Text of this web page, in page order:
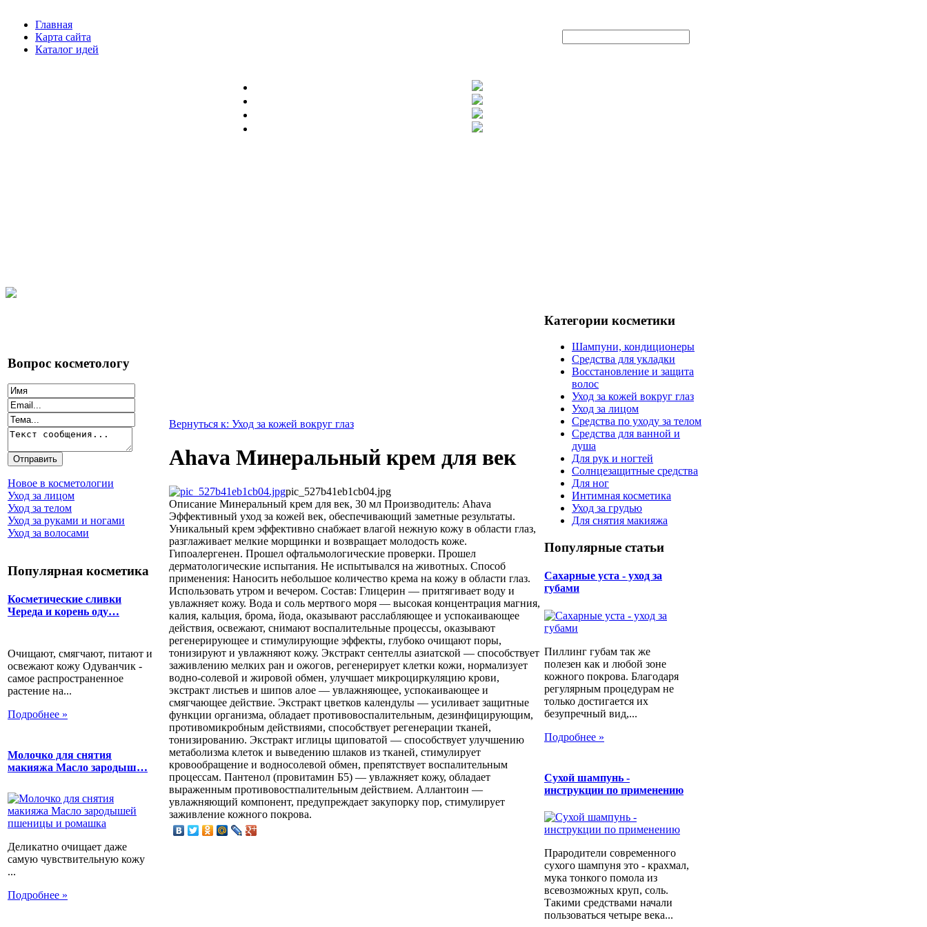
Главная
Карта сайта
Каталог идей
Вопрос косметологу
Новое в косметологии
Уход за лицом
Уход за телом
Уход за руками и ногами
Уход за волосами
Популярная косметика
Косметические сливки
Череда и корень оду…
Очищают, смягчают, питают и
освежают кожу Одуванчик -
самое распространенное
растение на...
Подробнее »
Молочко для снятия
макияжа Масло зародыш…
Деликатно очищает даже
самую чувствительную кожу
...
Подробнее »
Вернуться к: Уход за кожей вокруг глаз
Ahava Минеральный крем для век
pic_527b41eb1cb04.jpg
Описание Минеральный крем для век, 30 мл Производитель: Ahava
Эффективный уход за кожей век, обеспечивающий заметные результаты.
Уникальный крем эффективно снабжает влагой нежную кожу в области глаз,
разглаживает мелкие морщинки и возвращает молодость коже.
Гипоалергенен. Прошел офтальмологические проверки. Прошел
дерматологические испытания. Не испытывался на животных. Способ
применения: Наносить небольшое количество крема на кожу в области глаз.
Использовать утром и вечером. Состав: Глицерин — притягивает воду и
увлажняет кожу. Вода и соль мертвого моря — высокая концентрация магния,
калия, кальция, брома, йода, оказывают расслабляющее и успокаивающее
действия, освежают, снимают воспалительные процессы, оказывают
регенерирующее и стимулирующие эффекты, глубоко очищают поры,
тонизируют и увлажняют кожу. Экстракт сентеллы азиатской — способствует
заживлению мелких ран и ожогов, регенерирует клетки кожи, нормализует
водно-солевой и жировой обмен, улучшает микроциркуляцию крови,
экстракт листьев и шипов алое — увлажняющее, успокаивающее и
смягчающее действие. Экстракт цветков календулы — усиливает защитные
функции организма, обладает противовоспалительным, дезинфицирующим,
противомикробным действиями, способствует регенерации тканей,
тонизированию. Экстракт иглицы щиповатой — способствует улучшению
метаболизма клеток и выведению шлаков из тканей, стимулирует
кровообращение и водносолевой обмен, препятствует воспалительным
процессам. Пантенол (провитамин Б5) — увлажняет кожу, обладает
выраженным противовостпалительным действием. Аллантоин —
увлажняющий компонент, предупреждает закупорку пор, стимулирует
заживление кожного покрова.
Категории косметики
Шампуни, кондиционеры
Средства для укладки
Восстановление и защита
волос
Уход за кожей вокруг глаз
Уход за лицом
Средства по уходу за телом
Средства для ванной и
душа
Для рук и ногтей
Солнцезащитные средства
Для ног
Интимная косметика
Уход за грудью
Для снятия макияжа
Популярные статьи
Сахарные уста - уход за
губами
Пиллинг губам так же
полезен как и любой зоне
кожного покрова. Благодаря
регулярным процедурам не
только достигается их
безупречный вид,...
Подробнее »
Сухой шампунь -
инструкции по применению
Прародители современного
сухого шампуня это - крахмал,
мука тонкого помола из
всевозможных круп, соль.
Такими средствами начали
пользоваться четыре века...